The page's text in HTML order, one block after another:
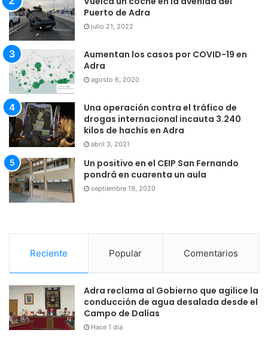
Puerto de Adra
julio 21, 2022
Aumentan los casos por COVID-19 en
Adra
agosto 6, 2020
Una operación contra el tráfico de
drogas internacional incauta 3.240
kilos de hachís en Adra
abril 3, 2021
Un positivo en el CEIP San Fernando
pondrá en cuarenta un aula
septiembre 19, 2020
Reciente Popular Comentarios
Adra reclama al Gobierno que agilice la
conducción de agua desalada desde el
Campo de Dalías
Hace 1 día